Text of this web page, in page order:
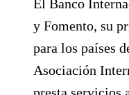
El Banco
y Fomento, su
para los países
Asociación
presta servicios